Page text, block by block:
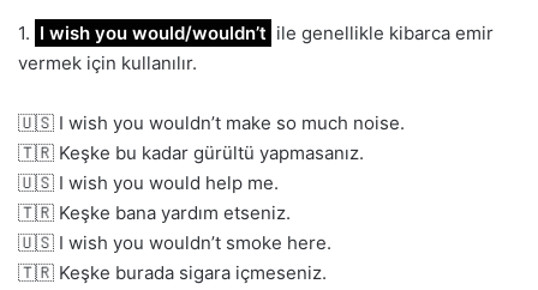
1. I wish you would/wouldn’t ile genellikle kibarca emir
vermek için kullanılır.
🇺🇸 I wish you wouldn’t make so much noise.
🇹🇷 Keşke bu kadar gürültü yapmasanız.
🇺🇸 I wish you would help me.
🇹🇷 Keşke bana yardım etseniz.
🇺🇸 I wish you wouldn’t smoke here.
🇹🇷 Keşke burada sigara içmeseniz.